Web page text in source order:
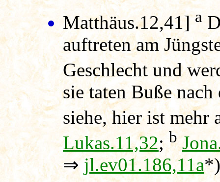
Matthäus.12,41] a
auftreten am
Geschlecht und
sie taten Buße
siehe, hier ist mehr
Lukas.11,32; b
⇒jl.ev01.186,11a*)